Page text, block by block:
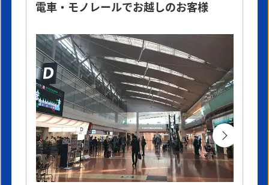
詳細はこちら 詳細はこちら
バンクーバー
自然が豊かな街
電車・モノレールでお越しのお客様